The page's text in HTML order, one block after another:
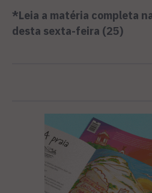
*Leia a matéria completa
desta sexta-feira (25)